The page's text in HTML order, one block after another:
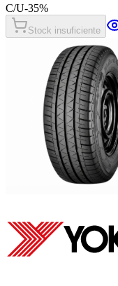
C/U-35%
Stock insuficiente